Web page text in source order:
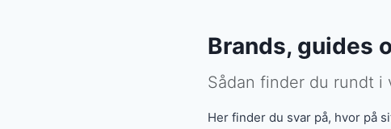
Brands, guides
Sådan finder du rundt i
Her finder du svar på, hvor på